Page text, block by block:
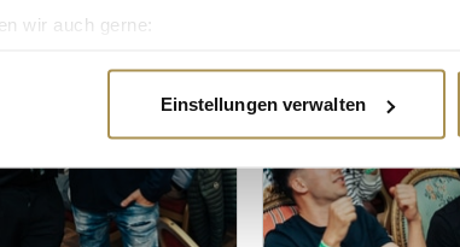
wir auch gerne:
Ihre persönlichen Daten verarbeitet werden, und
und Anzeigen zu personalisieren, Funktionen
zu analysieren. Außerdem geben wir
Einstellungen verwalten